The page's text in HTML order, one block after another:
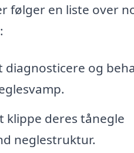
følger en liste over
og
klippe deres tånegle
neglestruktur.